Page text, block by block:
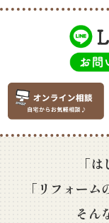
「
「リフォー
そん